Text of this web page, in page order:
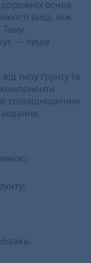
дорожніх основ
вищі, ніж
Тому
— лише
типу ґрунту та
компоненти
співвідношення